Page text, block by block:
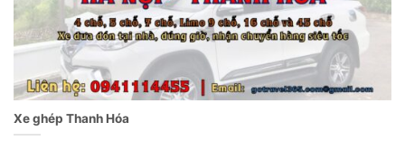
Xe ghép Thanh Hóa